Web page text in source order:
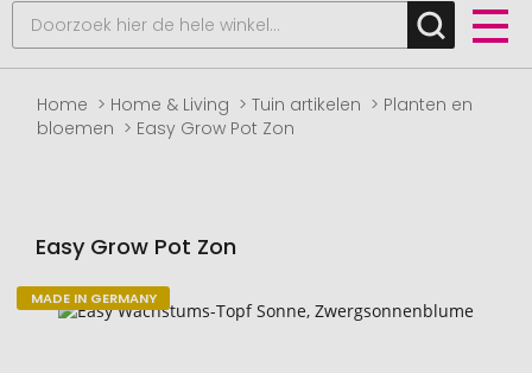
Home Home & Living Tuin artikelen
Planten en
bloemen
Easy Grow Pot Zon
Easy Grow Pot Zon
Naar
MADE IN GERMANY